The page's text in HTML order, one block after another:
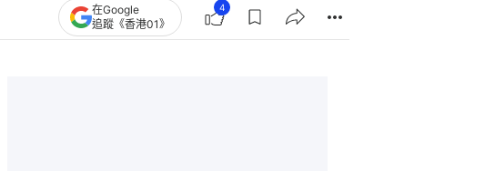
在Google
追蹤《香港01》
4